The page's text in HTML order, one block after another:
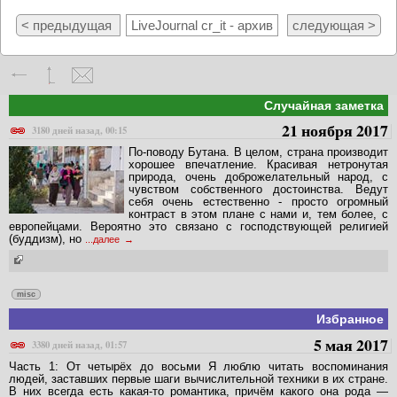
< предыдущая LiveJournal cr_it - архив следующая >
Случайная заметка
3180 дней назад, 00:15
21 ноября 2017
По-поводу Бутана. В целом, страна производит
хорошее впечатление. Красивая нетронутая
природа, очень доброжелательный народ, с
чувством собственного достоинства. Ведут
себя очень естественно - просто огромный
контраст в этом плане с нами и, тем более, с
европейцами. Вероятно это связано с господствующей религией
(буддизм), но
...далее
misc
Избранное
3380 дней назад, 01:57
5 мая 2017
Часть 1: От четырёх до восьми Я люблю читать воспоминания
людей, заставших первые шаги вычислительной техники в их стране.
В них всегда есть какая-то романтика, причём какого она рода —